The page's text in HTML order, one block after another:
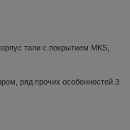
тали с покрытием MKS,
ряд прочих особенностей.3